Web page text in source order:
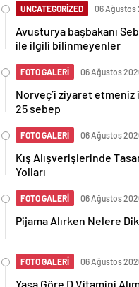
UNCATEGORİZED 06 Ağustos
Avusturya başbakanı
ile ilgili bilinmeyenler
FOTO GALERİ 06 Ağustos
Norveç’i ziyaret
25 sebep
FOTO GALERİ 06 Ağustos
Kış Alışverişlerinde
Yolları
FOTO GALERİ 06 Ağustos
Pijama Alırken Nelere
FOTO GALERİ 06 Ağustos
Yaşa Göre D Vitamini